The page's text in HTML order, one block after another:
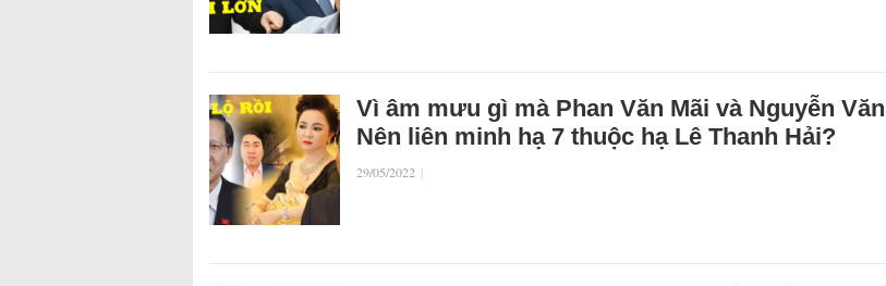
Vì âm mưu gì mà Phan Văn Mãi và Nguyễn Văn
Nên liên minh hạ 7 thuộc hạ Lê Thanh Hải?
29/05/2022 |